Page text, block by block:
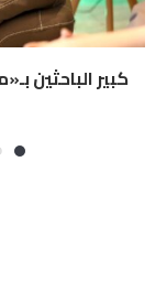
كبير الباحثين